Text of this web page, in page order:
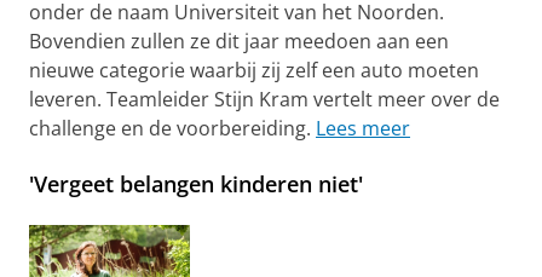
onder de naam Universiteit van het Noorden.
Bovendien zullen ze dit jaar meedoen aan een
nieuwe categorie waarbij zij zelf een auto moeten
leveren. Teamleider Stijn Kram vertelt meer over de
challenge en de voorbereiding. Lees meer
'Vergeet belangen kinderen niet'